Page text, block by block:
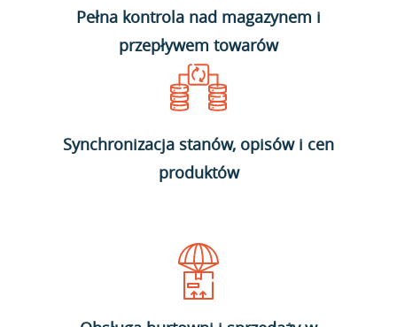
Pełna kontrola nad magazynem i
przepływem towarów
Synchronizacja stanów, opisów i cen
produktów